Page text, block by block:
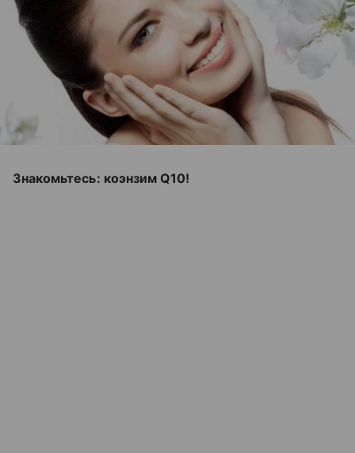
Знакомьтесь: коэнзим Q10!